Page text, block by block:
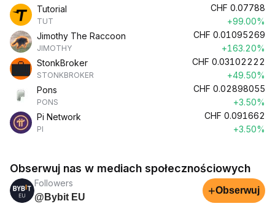
Tutorial
TUT
CHF 0.07788
+99.00%
Jimothy The Raccoon
JIMOTHY
CHF 0.01095269
+163.20%
StonkBroker
STONKBROKER
CHF 0.03102222
+49.50%
Pons
PONS
CHF 0.02898055
+3.50%
Pi Network
PI
CHF 0.091662
+3.50%
Obserwuj nas w mediach społecznościowych
Followers
@Bybit EU
+Obserwuj